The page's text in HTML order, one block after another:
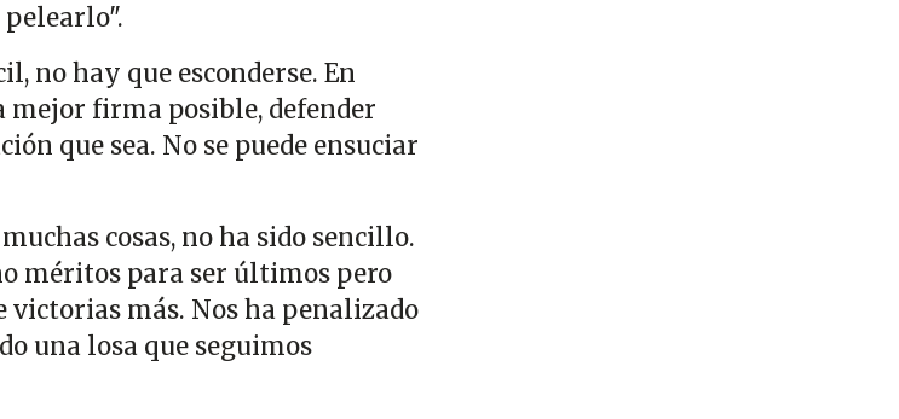
pelearlo".
no hay que esconderse. En
mejor firma posible, defender
que sea. No se puede ensuciar
cosas, no ha sido sencillo.
méritos para ser últimos pero
más. Nos ha penalizado
una losa que seguimos